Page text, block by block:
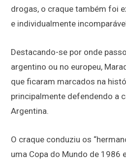
drogas, o craque também foi
e individualmente
Destacando-se por onde
argentino ou no europeu,
que ficaram marcados na
principalmente defendendo a
Argentina.
O craque conduziu os
uma Copa do Mundo de 1986